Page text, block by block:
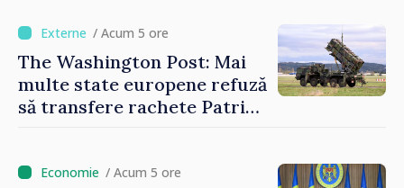
/ Acum 5 ore
The Washington Post: Mai
multe state europene refuză
să transfere rachete Patriot
/ Acum 5 ore